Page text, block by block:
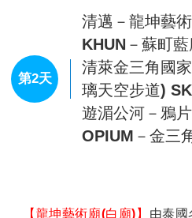
台北/清邁－
今日搭乘豪華客機，飛往泰
清邁建成至今雖有七百多年
破，同時亦還保留有許多的文
寶殿堂”的稱謂。城內名勝古
深，廟宇，寶塔林立，護城